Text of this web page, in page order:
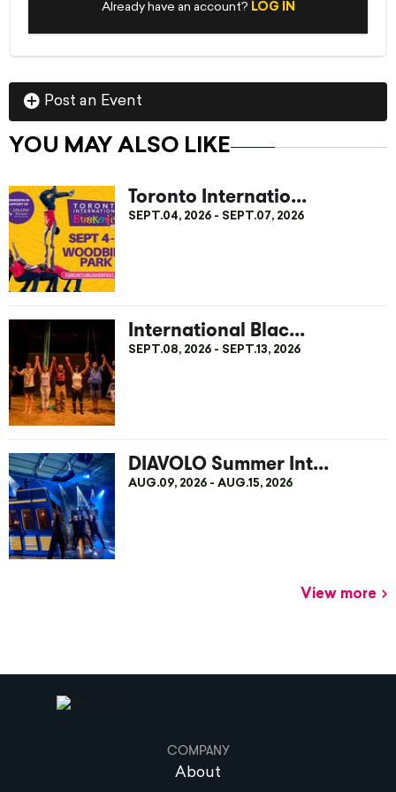
Post an Event
YOU MAY ALSO LIKE
Toronto Internatio...
SEPT.04, 2026 - SEPT.07, 2026
International Blac...
SEPT.08, 2026 - SEPT.13, 2026
DIAVOLO Summer Int...
AUG.09, 2026 - AUG.15, 2026
View more
Already have an account? LOG IN
COMPANY
About